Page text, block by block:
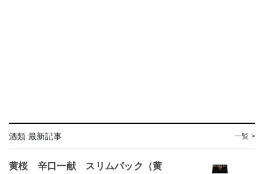
酒類 最新記事 一覧 >
黄桜 辛口一献 スリムパック（黄